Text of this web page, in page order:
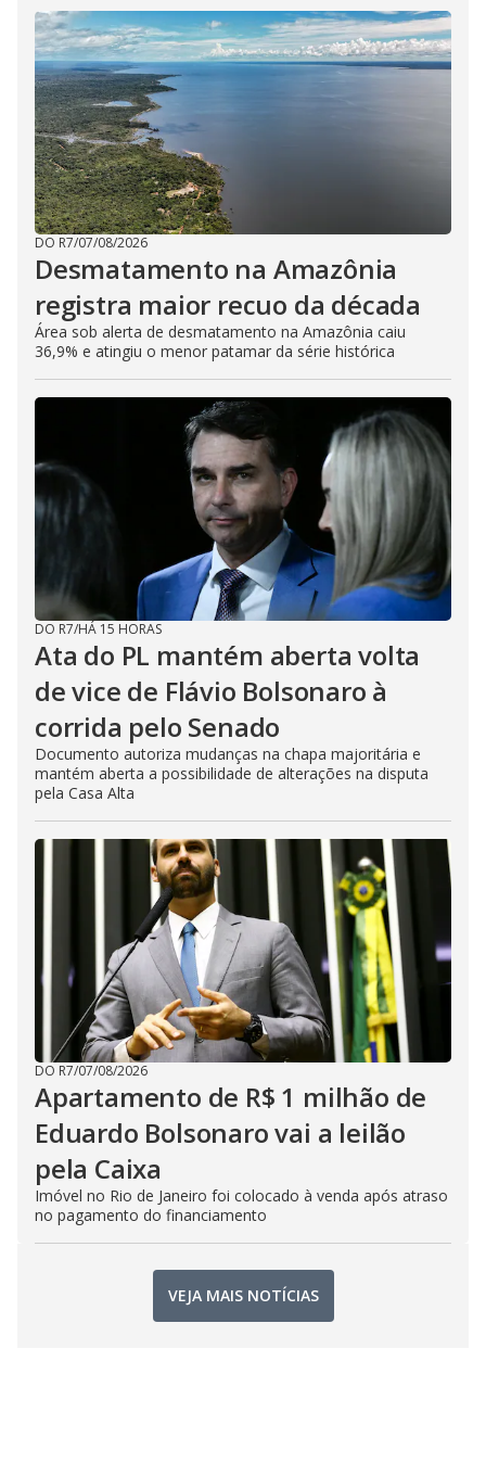
DO R7/07/08/2026
Desmatamento na Amazônia
registra maior recuo da década
Área sob alerta de desmatamento na Amazônia caiu
36,9% e atingiu o menor patamar da série histórica
DO R7/HÁ 15 HORAS
Ata do PL mantém aberta volta
de vice de Flávio Bolsonaro à
corrida pelo Senado
Documento autoriza mudanças na chapa majoritária e
mantém aberta a possibilidade de alterações na disputa
pela Casa Alta
DO R7/07/08/2026
Apartamento de R$ 1 milhão de
Eduardo Bolsonaro vai a leilão
pela Caixa
Imóvel no Rio de Janeiro foi colocado à venda após atraso
no pagamento do financiamento
VEJA MAIS NOTÍCIAS